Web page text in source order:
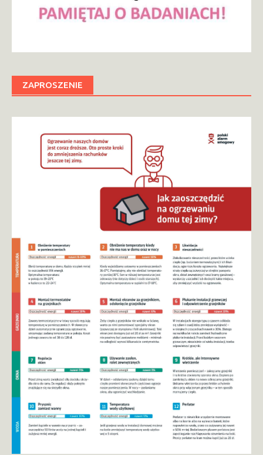
ZAPROSZENIE